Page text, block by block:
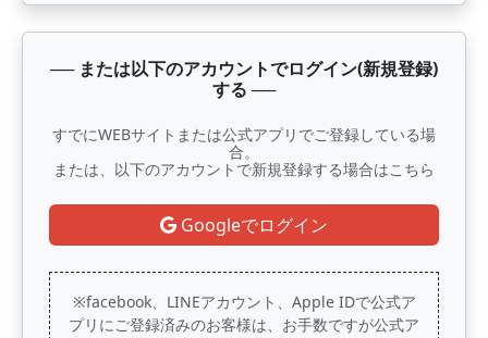
── または以下のアカウントでログイン(新規登録)
する ──
すでにWEBサイトまたは公式アプリでご登録している場
合。
または、以下のアカウントで新規登録する場合はこちら
Googleでログイン
※facebook、LINEアカウント、Apple IDで公式ア
プリにご登録済みのお客様は、お手数ですが公式ア